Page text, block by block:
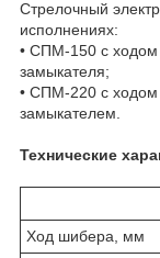
Стрелочный
исполнениях:
• СПМ‑150 с
замыкателя;
• СПМ‑220 с
замыкателем.
Технические
Ход шибера, мм